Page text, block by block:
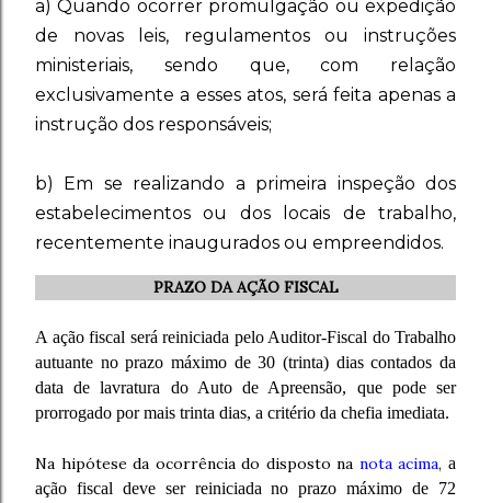
a) Quando ocorrer promulgação ou expedição
de novas leis, regulamentos ou instruções
ministeriais, sendo que, com relação
exclusivamente a esses atos, será feita apenas a
instrução dos responsáveis;
b) Em se realizando a primeira inspeção dos
estabelecimentos ou dos locais de trabalho,
recentemente inaugurados ou empreendidos.
PRAZO DA AÇÃO FISCAL
A ação fiscal será reiniciada pelo Auditor-Fiscal do Trabalho
autuante no prazo máximo de 30 (trinta) dias contados da
data de lavratura do Auto de Apreensão, que pode ser
prorrogado por mais trinta dias, a critério da chefia imediata.
Na hipótese da ocorrência do disposto na nota acima,a
ação fiscal deve ser reiniciada no prazo máximo de 72